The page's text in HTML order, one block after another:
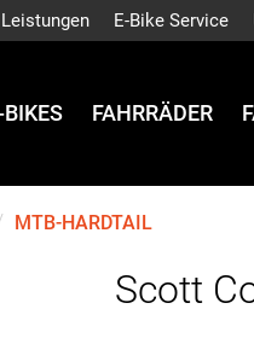
E-Bike Service
BIKES FAHRRÄDER
MTB-HARDTAIL
Scott